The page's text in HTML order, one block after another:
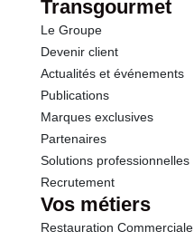
Sel
Transgourmet
Le Groupe
Devenir client
Actualités et événements
Publications
Marques exclusives
Partenaires
Solutions professionnelles
Recrutement
Vos métiers
Restauration Commerciale